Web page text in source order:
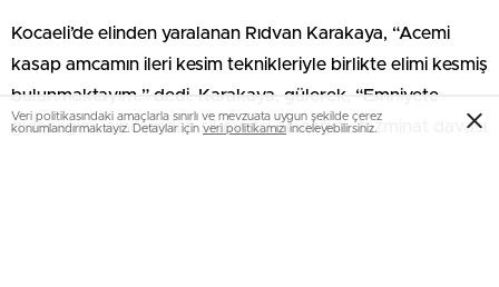
Kocaeli’de elinden yaralanan Rıdvan Karakaya, “Acemi
kasap amcamın ileri kesim teknikleriyle birlikte elimi kesmiş
bulunmaktayım.” dedi. Karakaya, gülerek, “Emniyete
gideceğim, amcamdan şikayetçi olacağım, tazminat davası
Veri politikasındaki amaçlarla sınırlı ve mevzuata uygun şekilde çerez
konumlandırmaktayız. Detaylar için veri politikamızı inceleyebilirsiniz.